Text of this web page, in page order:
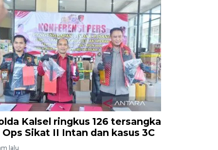
Kalsel ringkus 126 tersangka
Ops Sikat II Intan dan kasus 3C
lalu